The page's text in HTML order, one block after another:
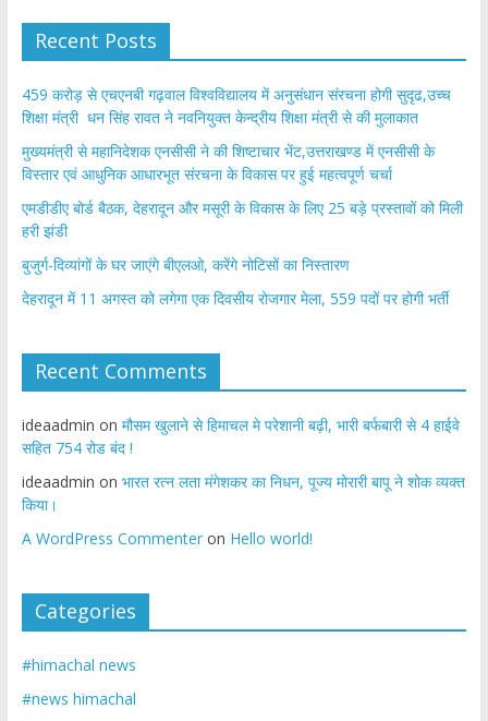
Recent Posts
459 करोड़ से एचएनबी गढ़वाल विश्वविद्यालय में अनुसंधान संरचना होगी सुदृढ,उच्च
शिक्षा मंत्री धन सिंह रावत ने नवनियुक्त केन्द्रीय शिक्षा मंत्री से की मुलाकात
मुख्यमंत्री से महानिदेशक एनसीसी ने की शिष्टाचार भेंट,उत्तराखण्ड में एनसीसी के
विस्तार एवं आधुनिक आधारभूत संरचना के विकास पर हुई महत्वपूर्ण चर्चा
एमडीडीए बोर्ड बैठक, देहरादून और मसूरी के विकास के लिए 25 बड़े प्रस्तावों को मिली
हरी झंडी
बुजुर्ग-दिव्यांगों के घर जाएंगे बीएलओ, करेंगे नोटिसों का निस्तारण
​देहरादून में 11 अगस्त को लगेगा एक दिवसीय रोजगार मेला, 559 पदों पर होगी भर्ती
Recent Comments
ideaadmin on मौसम खुलाने से हिमाचल मे परेशानी बढ़ी, भारी बर्फबारी से 4 हाईवे
सहित 754 रोड बंद !
ideaadmin on भारत रत्न लता मंगेशकर का निधन, पूज्य मोरारी बापू ने शोक व्यक्त
किया।
A WordPress Commenteron Hello world!
Categories
#himachal news
#news himachal